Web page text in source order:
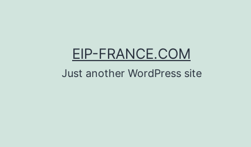
EIP-FRANCE.COM
Just another WordPress site